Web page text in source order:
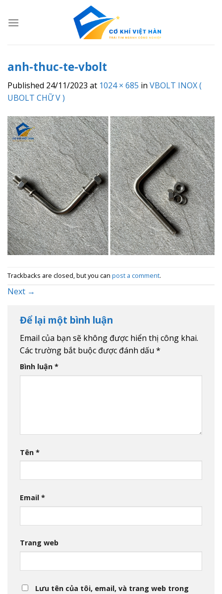
anh-thuc-te-vbolt
Published 24/11/2023 at 1024 × 685 in VBOLT INOX (
UBOLT CHỮ V )
Trackbacks are closed, but you can post a comment.
Next →
Để lại một bình luận
Email của bạn sẽ không được hiển thị công khai.
Các trường bắt buộc được đánh dấu *
Bình luận *
Tên *
Email *
Trang web
Lưu tên của tôi, email, và trang web trong